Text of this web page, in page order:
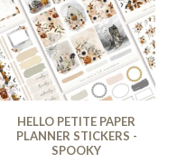
HELLO PETITE PAPER
PLANNER STICKERS -
SPOOKY